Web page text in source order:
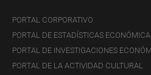
unas 280 mil hectáreas en la
macizo.
PORTAL CORPORATIVO
PORTAL DE ESTADÍSTICAS
PORTAL DE INVESTIGACIONES
PORTAL DE LA ACTIVIDAD CULTURAL